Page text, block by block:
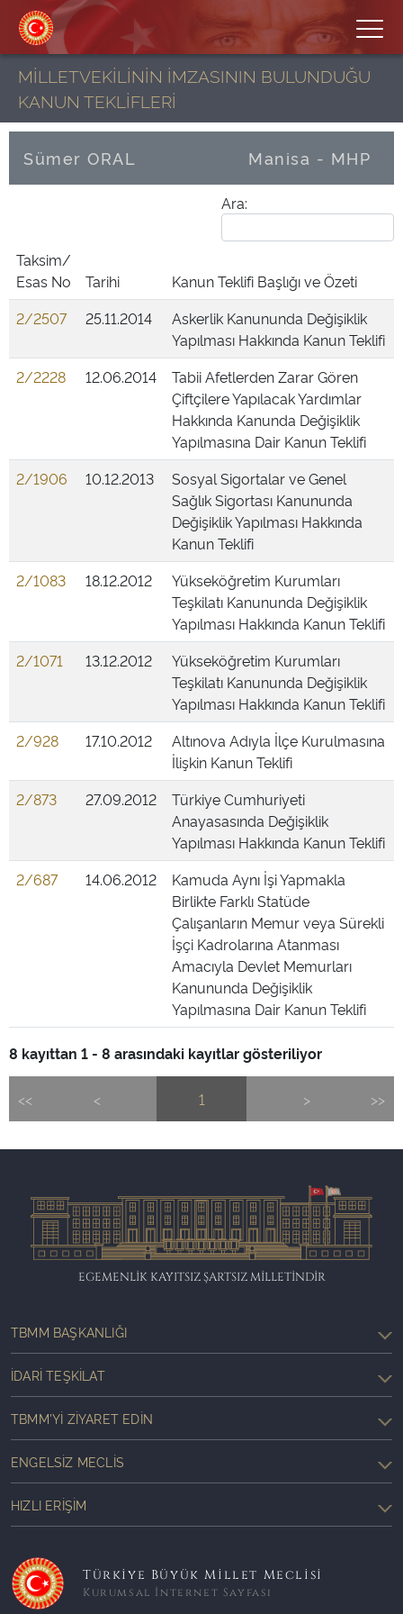
MİLLETVEKİLİNİN İMZASININ BULUNDUĞU
KANUN TEKLİFLERİ
Sümer ORAL Manisa - MHP
Ara:
Taksim/
Esas No
Tarihi
Kanun Teklifi Başlığı ve Özeti
2/2507
25.11.2014
Askerlik Kanununda Değişiklik
Yapılması Hakkında Kanun Teklifi
2/2228
12.06.2014
Tabii Afetlerden Zarar Gören
Çiftçilere Yapılacak Yardımlar
Hakkında Kanunda Değişiklik
Yapılmasına Dair Kanun Teklifi
2/1906
10.12.2013
Sosyal Sigortalar ve Genel
Sağlık Sigortası Kanununda
Değişiklik Yapılması Hakkında
Kanun Teklifi
2/1083
18.12.2012
Yükseköğretim Kurumları
Teşkilatı Kanununda Değişiklik
Yapılması Hakkında Kanun Teklifi
2/1071
13.12.2012
Yükseköğretim Kurumları
Teşkilatı Kanununda Değişiklik
Yapılması Hakkında Kanun Teklifi
2/928
17.10.2012
Altınova Adıyla İlçe Kurulmasına
İlişkin Kanun Teklifi
2/873
27.09.2012
Türkiye Cumhuriyeti
Anayasasında Değişiklik
Yapılması Hakkında Kanun Teklifi
2/687
14.06.2012
Kamuda Aynı İşi Yapmakla
Birlikte Farklı Statüde
Çalışanların Memur veya Sürekli
İşçi Kadrolarına Atanması
Amacıyla Devlet Memurları
Kanununda Değişiklik
Yapılmasına Dair Kanun Teklifi
8 kayıttan 1 - 8 arasındaki kayıtlar gösteriliyor
<< < 1 > >>
EGEMENLİK KAYITSIZ ŞARTSIZ MİLLETİNDİR
TBMM BAŞKANLIĞI
İDARI TEŞKILAT
TBMM'YI ZIYARET EDIN
ENGELSIZ MECLIS
HIZLI ERIŞIM
Türkiye Büyük Millet Meclisi
Kurumsal İnternet Sayfası